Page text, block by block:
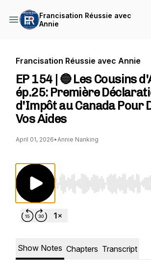
Francisation Réussie avec
Annie
Francisation Réussie avec Annie
EP 154 | 🔵 Les Cousins
ép.25: Première
d'Impôt au Canada Pour
Vos Aides
April 01, 2026•Annie Nanking
Use Left/Right to seek,
Show Notes Chapters Transcript